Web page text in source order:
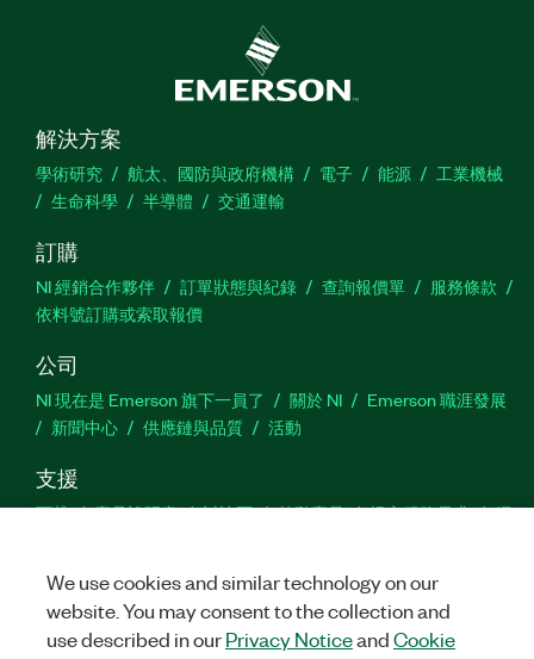
解決方案
學術研究 航太、國防與政府機構 電子 能源
工業機械
生命科學
半導體 交通運輸
訂購
NI 經銷合作夥伴 訂單狀態與紀錄 查詢報價單
服務條款
依料號訂購或索取報價
公司
NI 現在是 Emerson 旗下一員了 關於 NI
Emerson 職涯發展
新聞中心
供應鏈與品質 活動
支援
下載 產品說明書 討論區 啟動產品 提交服務需求
網
TwitterFacebook
We use cookies and similar technology on our
website. You may consent to the collection and
use described in ourPrivacy NoticeandCookie